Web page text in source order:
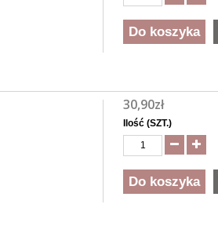
Do koszyka
30,90zł
Ilość (SZT.)
Do koszyka